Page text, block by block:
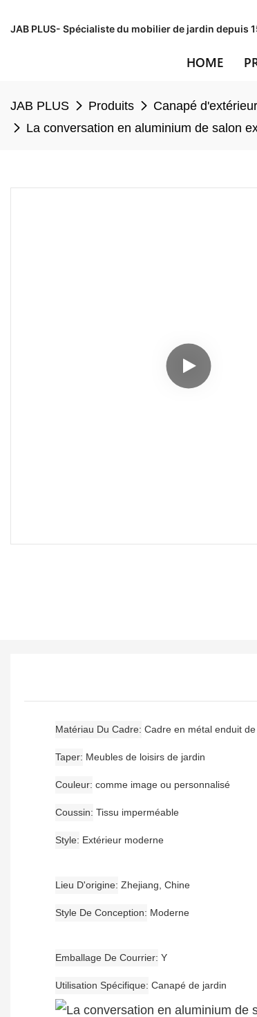
JAB PLUS- Spécialiste du mobilier de jardin depuis
HOME
JAB PLUS Produits Canapé d'extérieur
La conversation en aluminium de salon
Matériau Du Cadre Cadre en métal enduit
Taper Meubles de loisirs de jardin
Couleur comme image ou personnalisé
Coussin Tissu imperméable
Style Extérieur moderne
Lieu D'origine Zhejiang, Chine
Style De Conception Moderne
Emballage De Courrier Y
Utilisation Spécifique Canapé de jardin